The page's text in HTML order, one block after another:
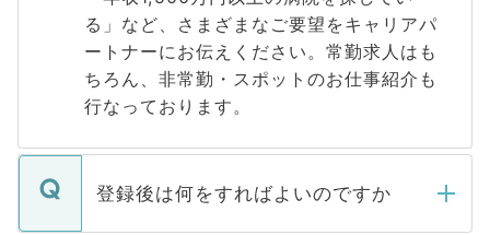
る」など、さまざまなご要望をキャリアパ
ートナーにお伝えください。常勤求人はも
ちろん、非常勤・スポットのお仕事紹介も
行なっております。
登録後は何をすればよいのですか